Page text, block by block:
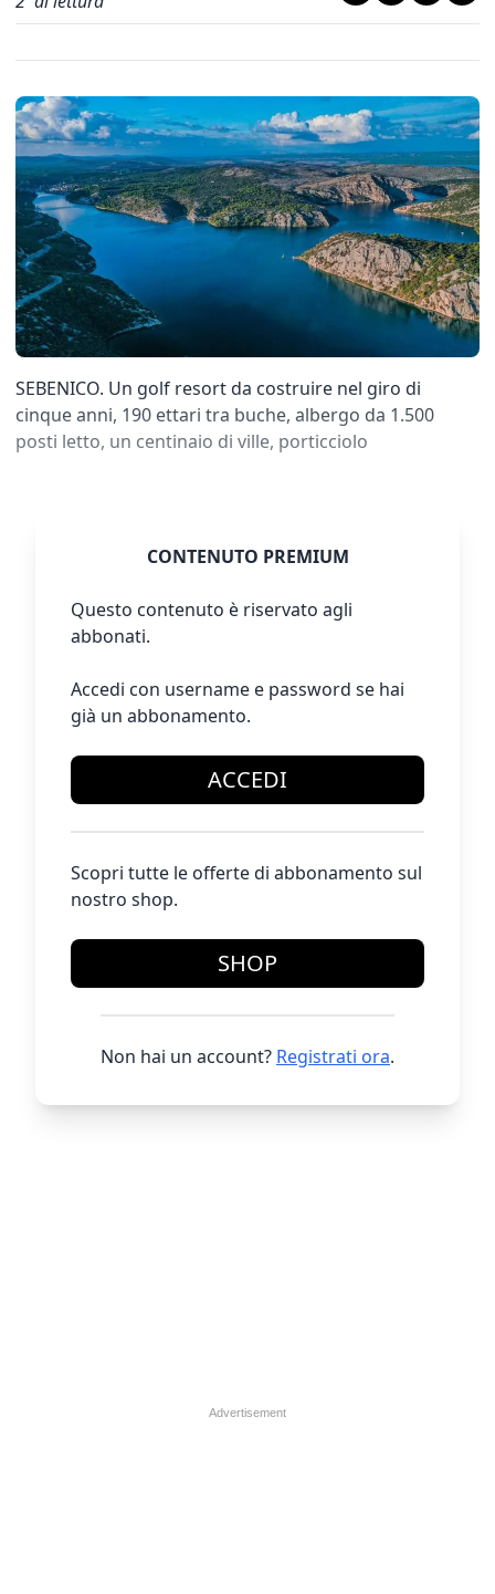
SEBENICO. Un golf resort da costruire nel giro di
cinque anni, 190 ettari tra buche, albergo da 1.500
posti letto, un centinaio di ville, porticciolo
CONTENUTO PREMIUM
Questo contenuto è riservato agli
abbonati.
Accedi con username e password se hai
già un abbonamento.
ACCEDI
Scopri tutte le offerte di abbonamento sul
nostro shop.
SHOP
Non hai un account? Registrati ora.